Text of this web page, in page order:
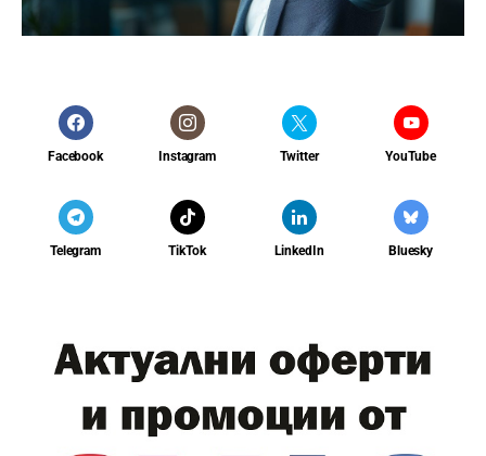
Facebook Instagram Twitter YouTube
Telegram TikTok LinkedIn Bluesky